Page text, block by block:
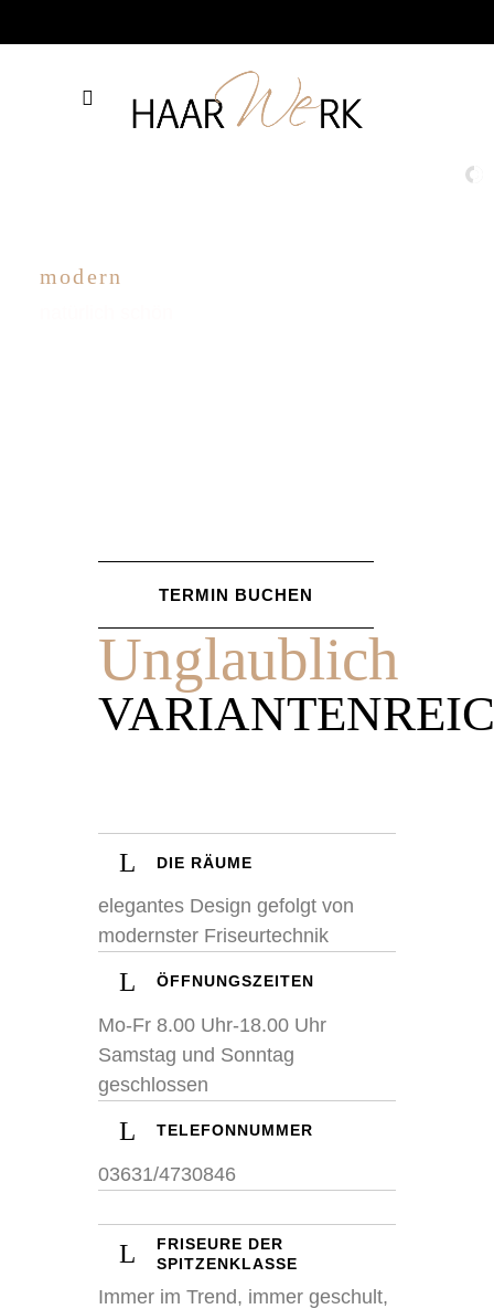
modern
TERMIN BUCHEN
Unglaublich
DIE RÄUME
elegantes Design gefolgt von
modernster Friseurtechnik
ÖFFNUNGSZEITEN
Mo-Fr 8.00 Uhr-18.00 Uhr
Samstag und Sonntag
geschlossen
TELEFONNUMMER
03631/4730846
FRISEURE DER
SPITZENKLASSE
Immer im Trend, immer geschult,